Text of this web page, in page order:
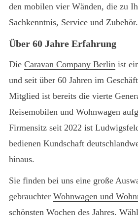
den mobilen vier Wänden, die zu
Sachkenntnis, Service und Zubehör.
Über 60 Jahre Erfahrung
Die Caravan Company Berlin ist
und seit über 60 Jahren im
Mitglied ist bereits die vierte
Reisemobilen und Wohnwagen
Firmensitz seit 2022 ist
bedienen Kundschaft
hinaus.
Sie finden bei uns eine große
gebrauchter Wohnwagen und
schönsten Wochen des Jahres.